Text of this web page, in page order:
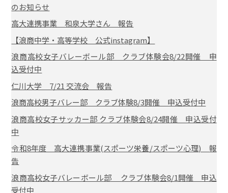
のお知らせ
高大連携事業 和泉大学さん 報告
【浪商中学・高等学校 公式instagram】
浪商高校女子バレーボール部 クラブ体験会8/22開催 申
込受付中
仁川大学 7/21 交流会 報告
浪商高校男子バレー部 クラブ体験8/3開催 申込受付中
浪商高校女子サッカー部 クラブ体験会8/24開催 申込受付
中
令和8年度 高大連携事業(スポーツ栄養/スポーツ心理) 報
告
浪商高校女子バレーボール部 クラブ体験会8/1開催 申込
受付中